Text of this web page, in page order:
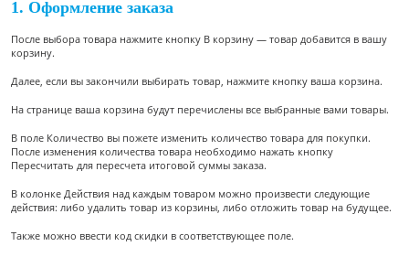
1. Оформление заказа
После выбора товара нажмите кнопку В корзину — товар добавится в вашу
корзину.
Далее, если вы закончили выбирать товар, нажмите кнопку ваша корзина.
На странице ваша корзина будут перечислены все выбранные вами товары.
В поле Количество вы пожете изменить количество товара для покупки.
После изменения количества товара необходимо нажать кнопку
Пересчитать для пересчета итоговой суммы заказа.
В колонке Действия над каждым товаром можно произвести следующие
действия: либо удалить товар из корзины, либо отложить товар на будущее.
Также можно ввести код скидки в соответствующее поле.